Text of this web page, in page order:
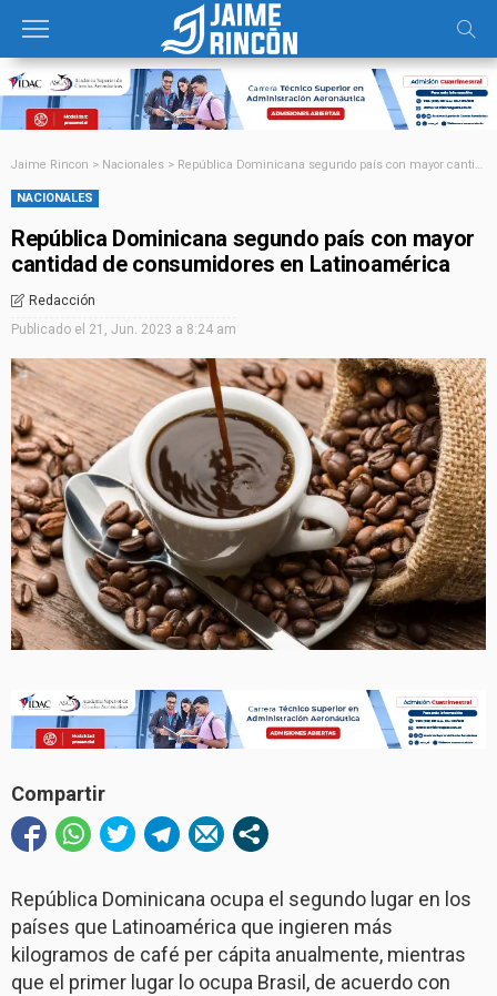
Jaime Rincon > Nacionales > República Dominicana segundo país con mayor cantidad de consumidores en Latinoamérica
NACIONALES
República Dominicana segundo país con mayor
cantidad de consumidores en Latinoamérica
Redacción
Publicado el 21, Jun. 2023 a 8:24 am
Compartir
República Dominicana ocupa el segundo lugar en los
países que Latinoamérica que ingieren más
kilogramos de café per cápita anualmente, mientras
que el primer lugar lo ocupa Brasil, de acuerdo con